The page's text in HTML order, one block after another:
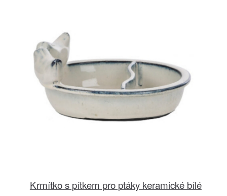
Krmítko s pítkem pro ptáky keramické bílé